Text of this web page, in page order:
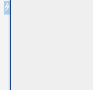
外観